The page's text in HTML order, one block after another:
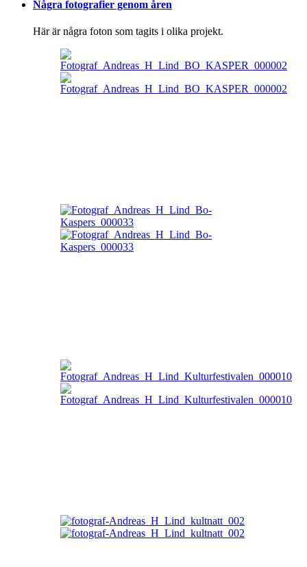
Några fotografier genom åren
Här är några foton som tagits i olika projekt.